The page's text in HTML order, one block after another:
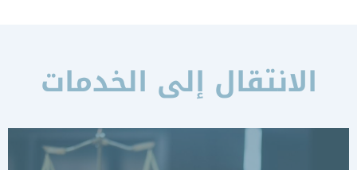
الانتقال إلى الخدمات